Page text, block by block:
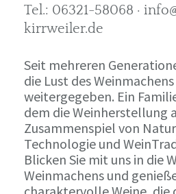
Tel.: 06321-58068 ·
kirrweiler.de
Seit mehreren
die Lust des
weitergegeben. Ein
dem die Weinherstellung
Zusammenspiel von
Technologie und
Blicken Sie mit uns in die
Weinmachens und